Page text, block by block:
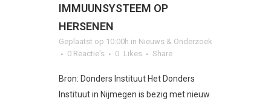
IMMUUNSYSTEEM OP
HERSENEN
Geplaatst op 10:00h in Nieuws & Onderzoek
0 Reactie's
0 Likes Share
Bron: Donders Instituut Het Donders
Instituut in Nijmegen is bezig met nieuw